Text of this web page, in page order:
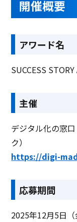
開催概要
アワード名
SUCCESS
主催
デジタル化の窓
ク）
https://digi-
応募期間
2025年12月5日